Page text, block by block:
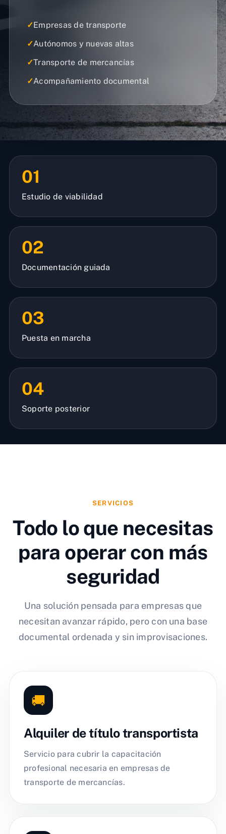
✓Empresas de transporte
✓Autónomos y nuevas altas
✓Transporte de mercancías
✓Acompañamiento documental
01
Estudio de viabilidad
02
Documentación guiada
03
Puesta en marcha
04
Soporte posterior
SERVICIOS
Todo lo que necesitas
para operar con más
seguridad
Una solución pensada para empresas que
necesitan avanzar rápido, pero con una base
documental ordenada y sin improvisaciones.
🚚
Alquiler de título transportista
Servicio para cubrir la capacitación
profesional necesaria en empresas de
transporte de mercancías.